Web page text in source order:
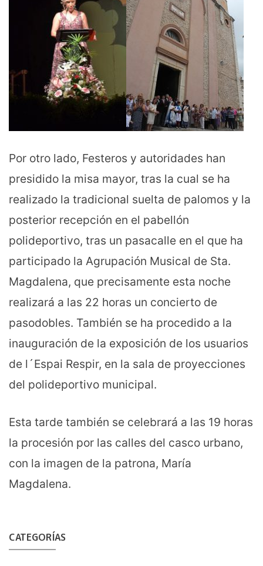
Por otro lado, Festeros y autoridades han
presidido la misa mayor, tras la cual se ha
realizado la tradicional suelta de palomos y la
posterior recepción en el pabellón
polideportivo, tras un pasacalle en el que ha
participado la Agrupación Musical de Sta.
Magdalena, que precisamente esta noche
realizará a las 22 horas un concierto de
pasodobles. También se ha procedido a la
inauguración de la exposición de los usuarios
de l´Espai Respir, en la sala de proyecciones
del polideportivo municipal.
Esta tarde también se celebrará a las 19 horas
la procesión por las calles del casco urbano,
con la imagen de la patrona, María
Magdalena.
CATEGORÍAS